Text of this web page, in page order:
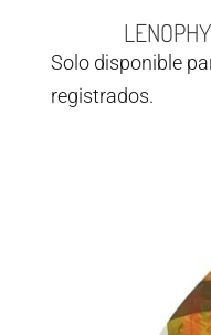
Solo disponible
registrados.